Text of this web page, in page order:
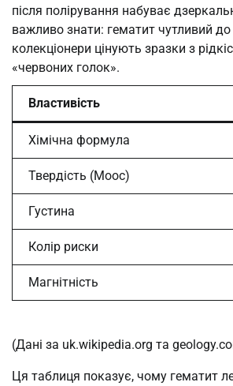
після полірування набуває
важливо знати: гематит чутливий до
колекціонери цінують зразки з
«червоних голок».
Властивість
Хімічна формула
Твердість (Моос)
Густина
Колір риски
Магнітність
(Дані за uk.wikipedia.org та
Ця таблиця показує, чому гематит